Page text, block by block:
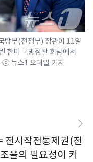
방부(전쟁부) 장관이 11일
한미 국방장관 회담에서
ⓒ 뉴스1 오대일 기자
전시작전통제권(전
율의 필요성이 커